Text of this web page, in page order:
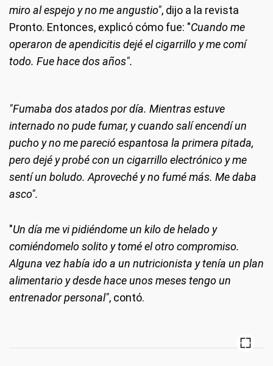
miro al espejo y no me angustio", dijo a la revista
Pronto. Entonces, explicó cómo fue: "Cuando me
operaron de apendicitis dejé el cigarrillo y me comí
todo. Fue hace dos años".
"Fumaba dos atados por día. Mientras estuve
internado no pude fumar, y cuando salí encendí un
pucho y no me pareció espantosa la primera pitada,
pero dejé y probé con un cigarrillo electrónico y me
sentí un boludo. Aproveché y no fumé más. Me daba
asco".
"Un día me vi pidiéndome un kilo de helado y
comiéndomelo solito y tomé el otro compromiso.
Alguna vez había ido a un nutricionista y tenía un plan
alimentario y desde hace unos meses tengo un
entrenador personal", contó.